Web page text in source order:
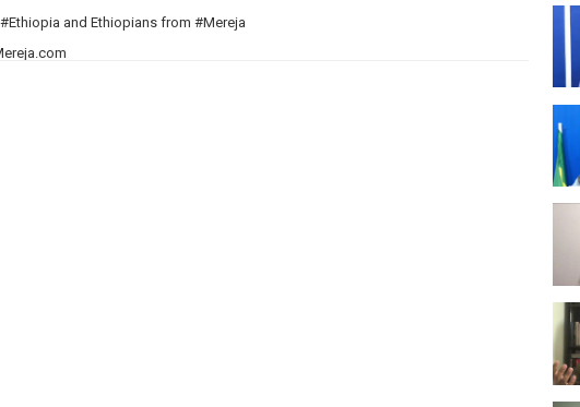
and Ethiopians from #Mereja
sports, arts, and entertainment